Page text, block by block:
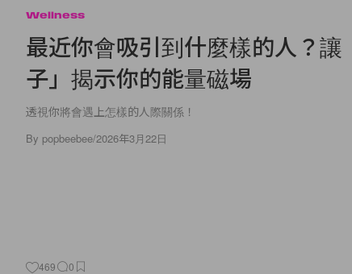
Wellness
最近你會吸引到什麼樣的人？讓
子」揭示你的能量磁場
透視你將會遇上怎樣的人際關係！
By popbeebee/2026年3月22日
469 0